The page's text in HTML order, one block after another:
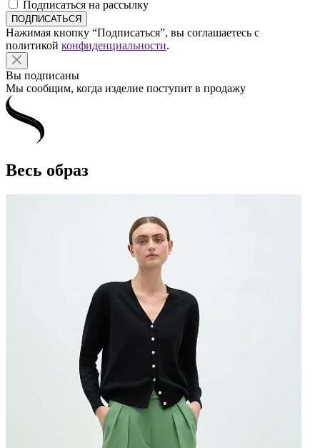
Подписаться на рассылку
Нажимая кнопку “Подписаться”, вы соглашаетесь с
политикой конфиденциальности.
Вы подписаны
Мы сообщим, когда изделие поступит в продажу
Весь образ